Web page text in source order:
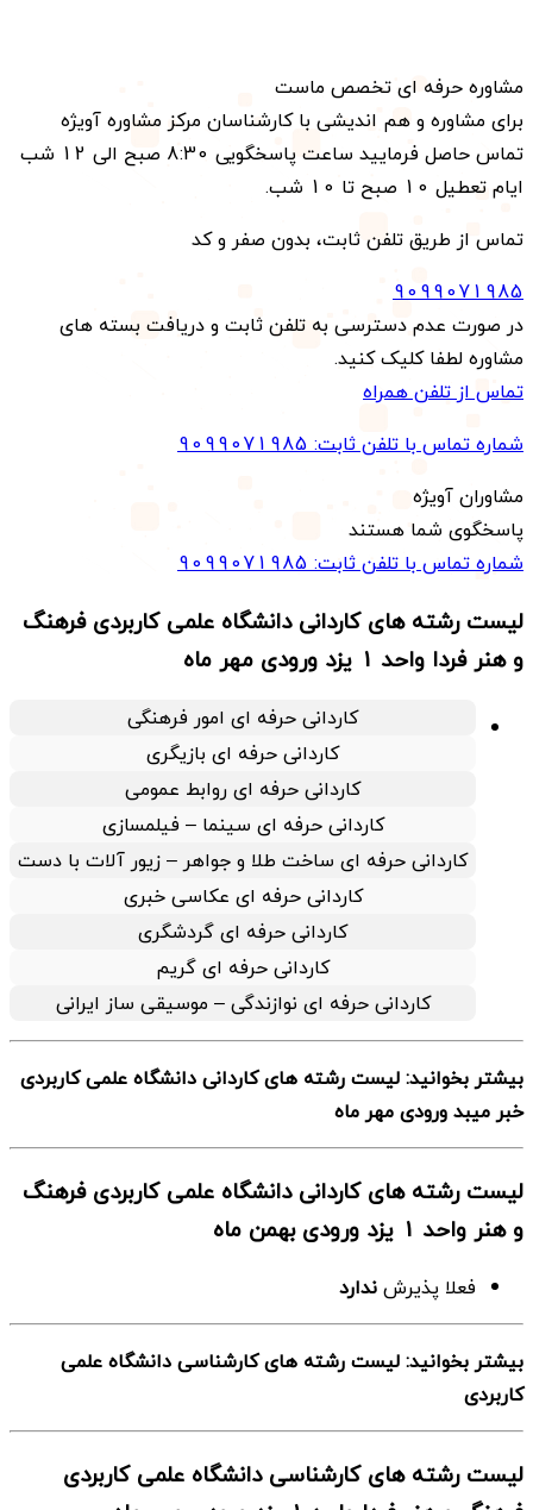
مشاوره حرفه ای تخصص ماست
برای مشاوره و هم اندیشی با کارشناسان مرکز مشاوره آویژه
تماس حاصل فرمایید ساعت پاسخگویی 8:30 صبح الی 12 شب
ایام تعطیل 10 صبح تا 10 شب.
تماس از طریق تلفن ثابت، بدون صفر و کد
9099071985
در صورت عدم دسترسی به تلفن ثابت و دریافت بسته های
مشاوره لطفا کلیک کنید.
تماس از تلفن همراه
شماره تماس با تلفن ثابت:9099071985
مشاوران آویژه
پاسخگوی شما هستند
شماره تماس با تلفن ثابت:9099071985
لیست رشته های کاردانی دانشگاه علمی کاربردی فرهنگ
و هنر فردا واحد 1 یزد ورودی مهر ماه
کاردانی حرفه ای امور فرهنگی
کاردانی حرفه ای بازیگری
کاردانی حرفه ای روابط عمومی
کاردانی حرفه ای سینما – فیلمسازی
کاردانی حرفه ای ساخت طلا و جواهر – زیور آلات با دست
کاردانی حرفه ای عکاسی خبری
کاردانی حرفه ای گردشگری
کاردانی حرفه ای گریم
کاردانی حرفه ای نوازندگی – موسیقی ساز ایرانی
بیشتر بخوانید: لیست رشته های کاردانی دانشگاه علمی کاربردی
خبر میبد ورودی مهر ماه
لیست رشته های کاردانی دانشگاه علمی کاربردی فرهنگ
و هنر واحد 1 یزد ورودی بهمن ماه
فعلا پذیرشندارد
بیشتر بخوانید: لیست رشته های کارشناسی دانشگاه علمی
کاربردی
لیست رشته های کارشناسی دانشگاه علمی کاربردی